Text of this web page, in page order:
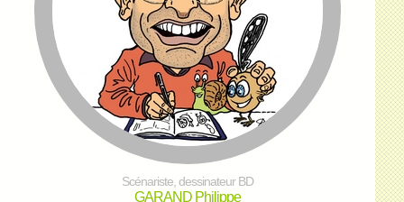
Scénariste, dessinateur BD
GARAND Philippe